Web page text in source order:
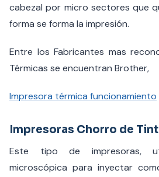
cabezal por micro sectores que
forma se forma la impresión.
Entre los Fabricantes mas
Térmicas se encuentran Brother,
Impresora térmica funcionamiento
Impresoras Chorro de
Este tipo de impresoras,
microscópica para inyectar